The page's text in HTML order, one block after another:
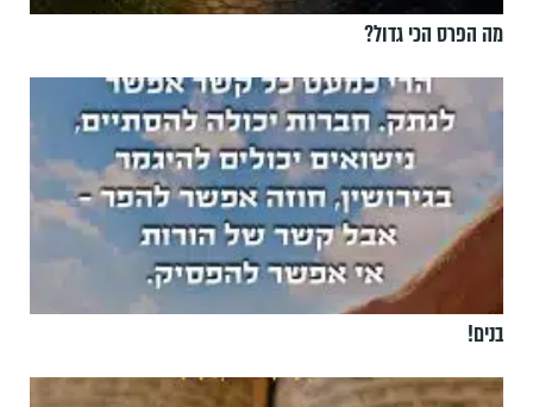
מה הפרס הכי גדול?
בנים!